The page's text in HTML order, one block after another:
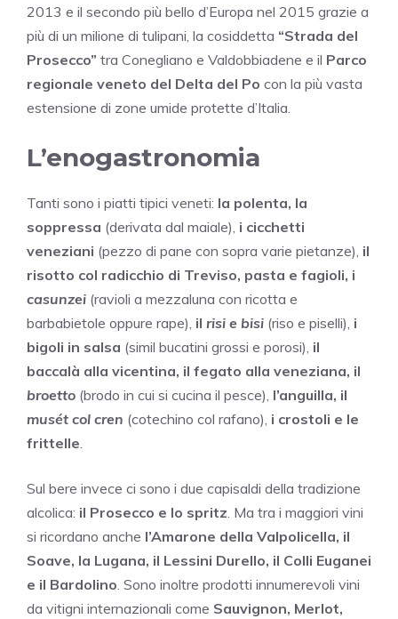
2013 e il secondo più bello d’Europa nel 2015 grazie a
più di un milione di tulipani, la cosiddetta “Strada del
Prosecco” tra Conegliano e Valdobbiadene e il Parco
regionale veneto del Delta del Po con la più vasta
estensione di zone umide protette d’Italia.
L’enogastronomia
Tanti sono i piatti tipici veneti: la polenta, la
soppressa (derivata dal maiale), i cicchetti
veneziani (pezzo di pane con sopra varie pietanze), il
risotto col radicchio di Treviso, pasta e fagioli, i
casunzei (ravioli a mezzaluna con ricotta e
barbabietole oppure rape), il risi e bisi (riso e piselli), i
bigoli in salsa (simil bucatini grossi e porosi), il
baccalà alla vicentina, il fegato alla veneziana, il
broetto (brodo in cui si cucina il pesce), l’anguilla, il
musét col cren (cotechino col rafano), i crostoli e le
frittelle
Sul bere invece ci sono i due capisaldi della tradizione
alcolica: il Prosecco e lo spritz . Ma tra i maggiori vini
si ricordano anche l’Amarone della Valpolicella, il
Soave, la Lugana, il Lessini Durello, il Colli Euganei
e il Bardolino . Sono inoltre prodotti innumerevoli vini
da vitigni internazionali come Sauvignon, Merlot,